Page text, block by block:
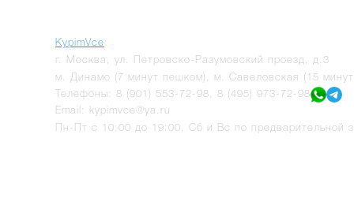
KypimVce:
г.
Москва
ул. Петровско-Разумовский проезд, д.3
м. Динамо (7 минут пешком), м. Савеловская (15
Телефоны: 8 (901) 553-72-98
8 (495) 973-72-98
Email: kypimvce@ya.ru
Пн-Пт с 10:00 до 19:00, Сб и Вс по предварительной